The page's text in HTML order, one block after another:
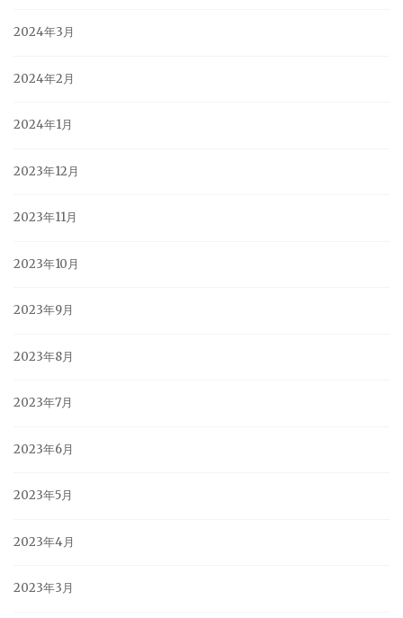
2024年3月
2024年2月
2024年1月
2023年12月
2023年11月
2023年10月
2023年9月
2023年8月
2023年7月
2023年6月
2023年5月
2023年4月
2023年3月